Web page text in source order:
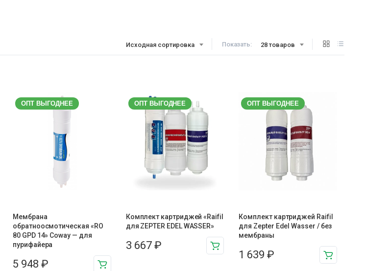
Исходная сортировка Показать: 28 товаров
ОПТ ВЫГОДНЕЕ
Мембрана
обратноосмотическая «RO
80 GPD 14» Coway — для
пурифайера
5 948 ₽
ОПТ ВЫГОДНЕЕ
Комплект картриджей «Raifil
для ZEPTER EDEL WASSER»
3 667 ₽
ОПТ ВЫГОДНЕЕ
Комплект картриджей Raifil
для Zepter Edel Wasser / без
мембраны
1 639₽